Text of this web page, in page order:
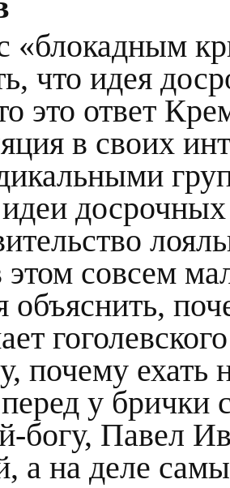
«блокадным
что идея
это ответ
в своих
этом совсем
объяснить,
почему ехать
у брички
богу, Павел
а на деле